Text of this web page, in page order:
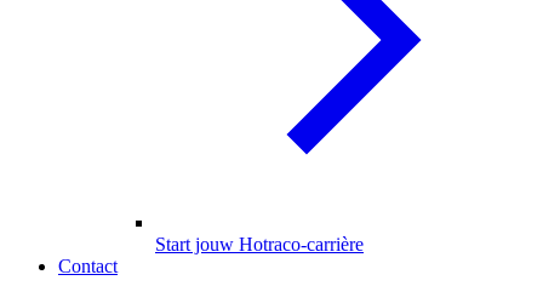
Start jouw Hotraco-carrière
Contact